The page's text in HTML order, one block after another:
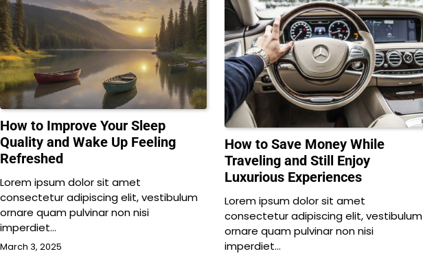
How to Improve Your Sleep
Quality and Wake Up Feeling
Refreshed
Lorem ipsum dolor sit amet
consectetur adipiscing elit, vestibulum
ornare quam pulvinar non nisi
imperdiet…
March 3, 2025
How to Save Money While
Traveling and Still Enjoy
Luxurious Experiences
Lorem ipsum dolor sit amet
consectetur adipiscing elit, vestibulum
ornare quam pulvinar non nisi
imperdiet…